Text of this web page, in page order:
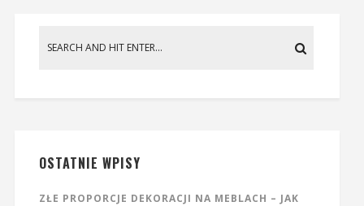
OSTATNIE WPISY
ZŁE PROPORCJE DEKORACJI NA MEBLACH – JAK